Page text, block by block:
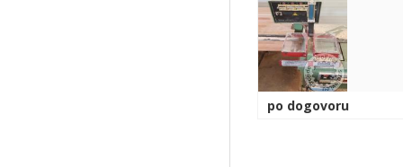
po dogovoru